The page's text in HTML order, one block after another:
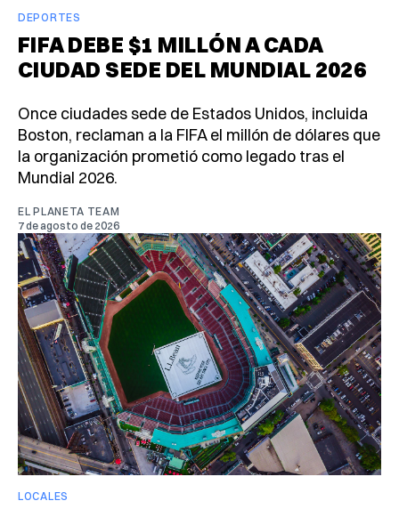
DEPORTES
FIFA DEBE $1 MILLÓN A CADA
CIUDAD SEDE DEL MUNDIAL 2026
Once ciudades sede de Estados Unidos, incluida
Boston, reclaman a la FIFA el millón de dólares que
la organización prometió como legado tras el
Mundial 2026.
EL PLANETA TEAM
7 de agosto de 2026
LOCALES